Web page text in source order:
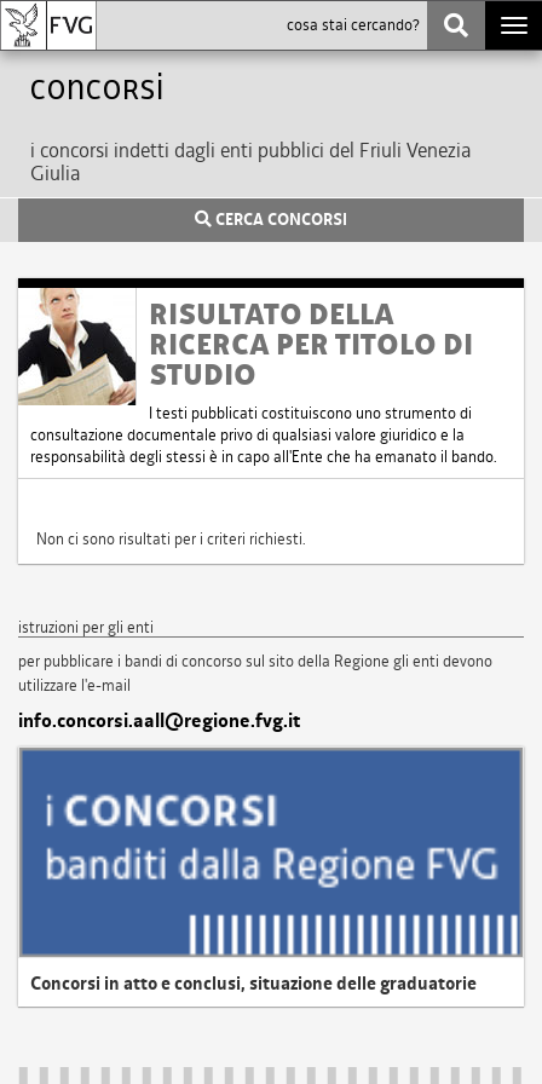
Concorsi
i concorsi indetti dagli enti pubblici del Friuli Venezia
Giulia
CERCA CONCORSI
RISULTATO DELLA
RICERCA PER TITOLO DI
STUDIO
I testi pubblicati costituiscono uno strumento di
consultazione documentale privo di qualsiasi valore giuridico e la
responsabilità degli stessi è in capo all'Ente che ha emanato il bando.
Non ci sono risultati per i criteri richiesti.
istruzioni per gli enti
per pubblicare i bandi di concorso sul sito della Regione gli enti devono
utilizzare l'e-mail
info.concorsi.aall@regione.fvg.it
Concorsi in atto e conclusi, situazione delle graduatorie